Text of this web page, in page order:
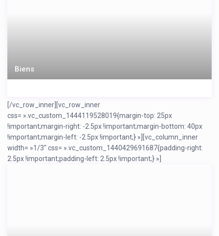
Biens
[/vc_row_inner][vc_row_inner
css= ».vc_custom_1444119528019{margin-top: 25px
!important;margin-right: -2.5px !important;margin-bottom: 40px
!important;margin-left: -2.5px !important;} »][vc_column_inner
width= »1/3″ css= ».vc_custom_1440429691687{padding-right:
2.5px !important;padding-left: 2.5px !important;} »]